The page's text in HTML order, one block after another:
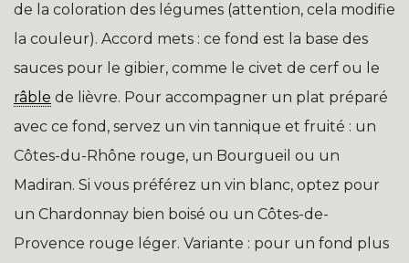
de la coloration des légumes (attention, cela modifie
la couleur). Accord mets : ce fond est la base des
sauces pour le gibier, comme le civet de cerf ou le
râble de lièvre. Pour accompagner un plat préparé
avec ce fond, servez un vin tannique et fruité : un
Côtes-du-Rhône rouge, un Bourgueil ou un
Madiran. Si vous préférez un vin blanc, optez pour
un Chardonnay bien boisé ou un Côtes-de-
Provence rouge léger. Variante : pour un fond plus